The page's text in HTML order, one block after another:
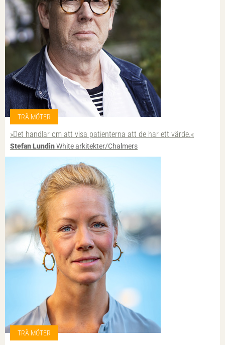
TRÄ MÖTER
»Det handlar om att visa patienterna att de har ett värde.«
Stefan LundinWhite arkitekter/Chalmers
TRÄ MÖTER